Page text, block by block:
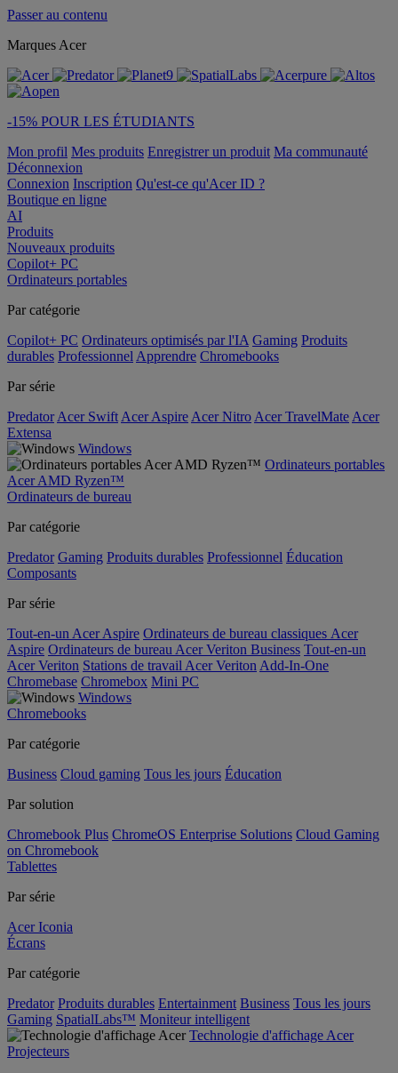
Passer au contenu
Marques Acer
-15% POUR LES ÉTUDIANTS
Mon profil Mes produits Enregistrer un produit Ma communauté
Déconnexion
Connexion Inscription Qu'est-ce qu'Acer ID ?
Boutique en ligne
AI
Produits
Nouveaux produits
Copilot+ PC
Ordinateurs portables
Par catégorie
Copilot+ PC Ordinateurs optimisés par l'IA Gaming Produits
durables Professionnel Apprendre Chromebooks
Par série
Predator Acer Swift Acer Aspire Acer Nitro Acer TravelMate Acer
Extensa
Windows
Ordinateurs portables
Acer AMD Ryzen™
Ordinateurs de bureau
Par catégorie
Predator Gaming Produits durables Professionnel Éducation
Composants
Par série
Tout-en-un Acer Aspire Ordinateurs de bureau classiques Acer
Aspire Ordinateurs de bureau Acer Veriton Business Tout-en-un
Acer Veriton Stations de travail Acer Veriton Add-In-One
Chromebase Chromebox Mini PC
Windows
Chromebooks
Par catégorie
Business Cloud gaming Tous les jours Éducation
Par solution
Chromebook Plus ChromeOS Enterprise Solutions Cloud Gaming
on Chromebook
Tablettes
Par série
Acer Iconia
Écrans
Par catégorie
Predator Produits durables Entertainment Business Tous les jours
Gaming SpatialLabs™ Moniteur intelligent
Technologie d'affichage Acer
Projecteurs